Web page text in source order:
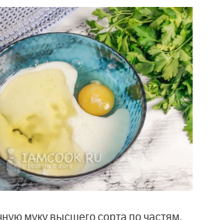
муку высшего сорта по частям.